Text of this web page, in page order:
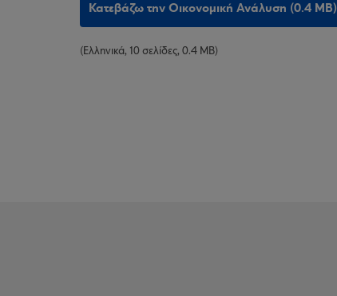
Κατεβάζω την Οικονομική Ανάλυση (0.4 MB)
(Ελληνικά, 10 σελίδες, 0.4 MB)